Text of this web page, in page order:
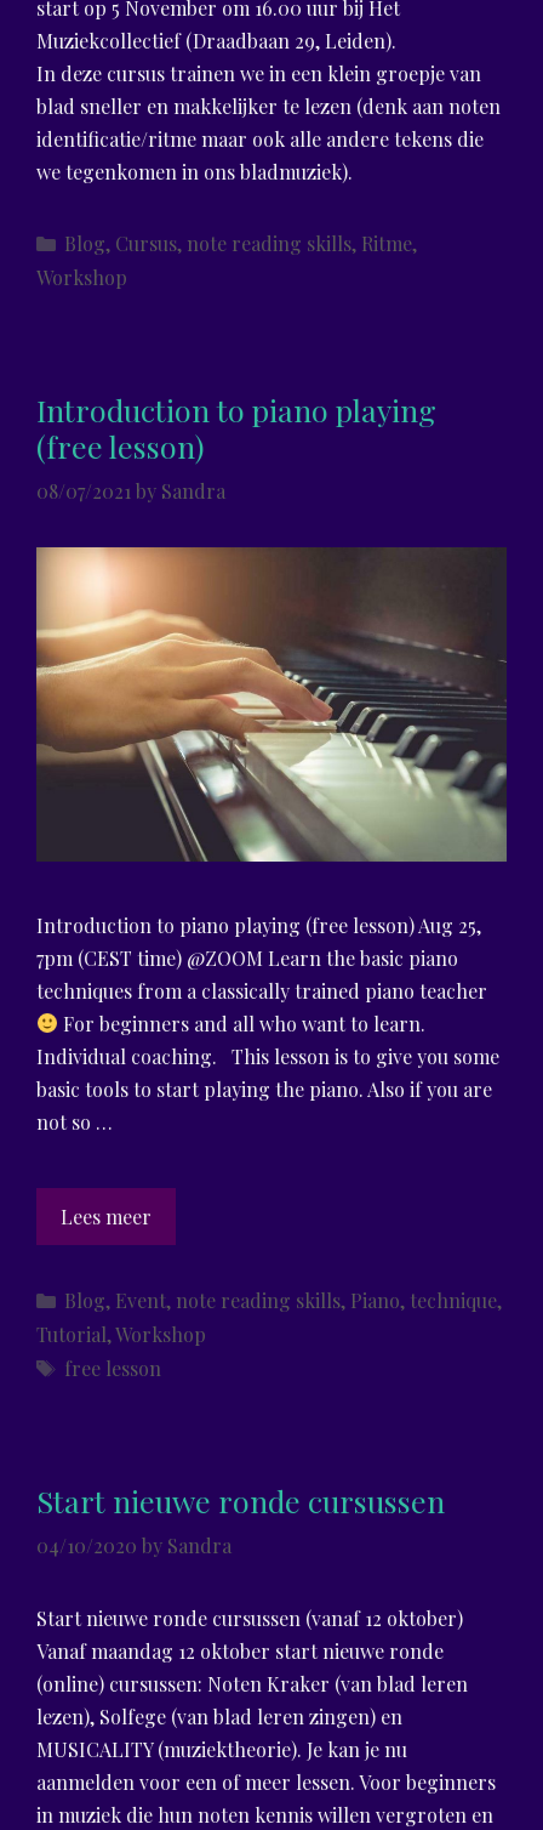
start op 5 November om 16.00 uur bij Het
Muziekcollectief (Draadbaan 29, Leiden).
In deze cursus trainen we in een klein groepje van
blad sneller en makkelijker te lezen (denk aan noten
identificatie/ritme maar ook alle andere tekens die
we tegenkomen in ons bladmuziek).
Categories
Blog, Cursus, note reading skills, Ritme,
Workshop
Introduction to piano playing
(free lesson)
08/07/2021 by Sandra
Introduction to piano playing (free lesson) Aug 25,
7pm (CEST time) @ZOOM Learn the basic piano
techniques from a classically trained piano teacher
For beginners and all who want to learn.
Individual coaching. This lesson is to give you some
basic tools to start playing the piano. Also if you are
not so …
Lees meer
to
playing
(free
lesson)
Categories
Blog, Event, note reading skills, Piano, technique,
Tutorial,Workshop
Tags
free lesson
Start nieuwe ronde cursussen
04/10/2020 by Sandra
Start nieuwe ronde cursussen (vanaf 12 oktober)
Vanaf maandag 12 oktober start nieuwe ronde
(online) cursussen: Noten Kraker (van blad leren
lezen), Solfege (van blad leren zingen) en
MUSICALITY (muziektheorie). Je kan je nu
aanmelden voor een of meer lessen. Voor beginners
in muziek die hun noten kennis willen vergroten en